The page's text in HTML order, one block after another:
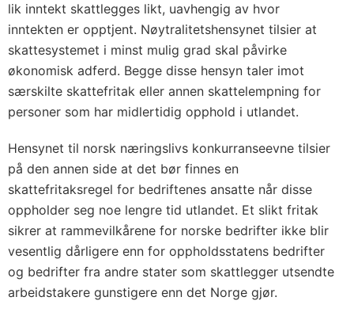
lik inntekt skattlegges likt, uavhengig av hvor
inntekten er opptjent. Nøytralitetshensynet tilsier at
skattesystemet i minst mulig grad skal påvirke
økonomisk adferd. Begge disse hensyn taler imot
særskilte skattefritak eller annen skattelempning for
personer som har midlertidig opphold i utlandet.
Hensynet til norsk næringslivs konkurranseevne tilsier
på den annen side at det bør finnes en
skattefritaksregel for bedriftenes ansatte når disse
oppholder seg noe lengre tid utlandet. Et slikt fritak
sikrer at rammevilkårene for norske bedrifter ikke blir
vesentlig dårligere enn for oppholdsstatens bedrifter
og bedrifter fra andre stater som skattlegger utsendte
arbeidstakere gunstigere enn det Norge gjør.